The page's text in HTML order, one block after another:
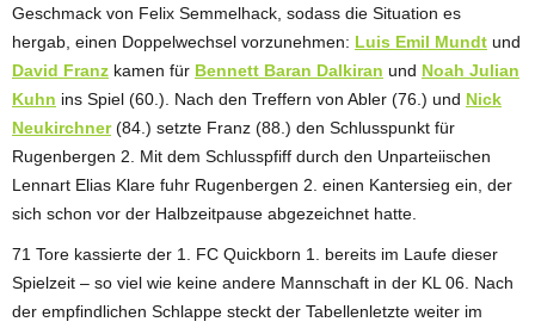
Geschmack von Felix Semmelhack, sodass die Situation es
hergab, einen Doppelwechsel vorzunehmen: Luis Emil Mundt und
David Franz kamen für Bennett Baran Dalkiran und Noah Julian
Kuhn ins Spiel (60.). Nach den Treffern von Abler (76.) und Nick
Neukirchner(84.) setzte Franz (88.) den Schlusspunkt für
Rugenbergen 2. Mit dem Schlusspfiff durch den Unparteiischen
Lennart Elias Klare fuhr Rugenbergen 2. einen Kantersieg ein, der
sich schon vor der Halbzeitpause abgezeichnet hatte.
71 Tore kassierte der 1. FC Quickborn 1. bereits im Laufe dieser
Spielzeit – so viel wie keine andere Mannschaft in der KL 06. Nach
der empfindlichen Schlappe steckt der Tabellenletzte weiter im